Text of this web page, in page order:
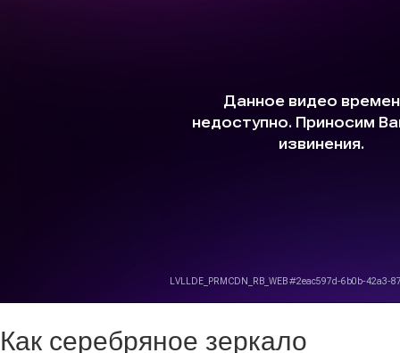
Как серебряное зеркало